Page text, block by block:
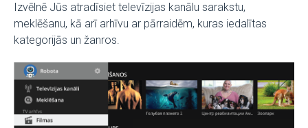
Izvēlnē Jūs atradīsiet televīzijas kanālu sarakstu,
meklēšanu, kā arī arhīvu ar pārraidēm, kuras iedalītas
kategorijās un žanros.